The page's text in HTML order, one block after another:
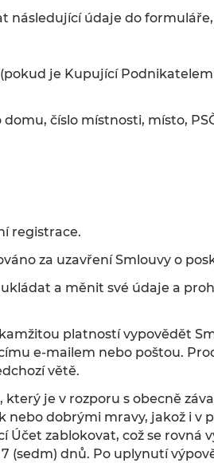
následující údaje do
(pokud je Kupující
číslo místnosti, místo,
registrace.
za uzavření Smlouvy o
a měnit své údaje a
platností vypovědět
e-mailem nebo poštou.
větě.
je v rozporu s obecně
dobrými mravy, jakož i v
zablokovat, což se rovná
(sedm) dnů. Po uplynutí